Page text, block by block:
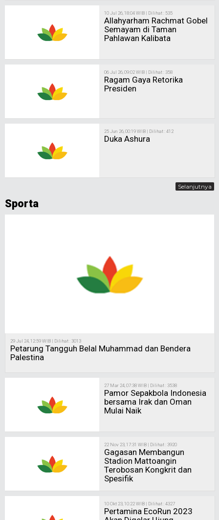
10 Jul 26, 18:04 WIB | Dilihat : 535
Allahyarham Rachmat Gobel
Semayam di Taman
Pahlawan Kalibata
06 Jul 26, 09:02 WIB | Dilihat : 358
Ragam Gaya Retorika
Presiden
25 Jun 26, 00:19 WIB | Dilihat : 412
Duka Ashura
Selanjutnya
Sporta
29 Jul 24, 12:59 WIB | Dilihat : 3013
Petarung Tangguh Belal Muhammad dan Bendera
Palestina
27 Mar 24, 07:38 WIB | Dilihat : 3538
Pamor Sepakbola Indonesia
bersama Irak dan Oman
Mulai Naik
22 Nov 23, 17:31 WIB | Dilihat : 3920
Gagasan Membangun
Stadion Mattoangin
Terobosan Kongkrit dan
Spesifik
10 Okt 23, 10:22 WIB | Dilihat : 4327
Pertamina EcoRun 2023